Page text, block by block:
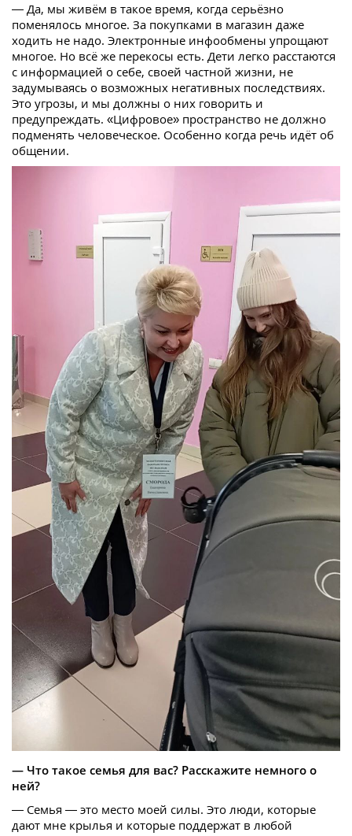
— Да, мы живём в такое время, когда серьёзно
поменялось многое. За покупками в магазин даже
ходить не надо. Электронные инфообмены упрощают
многое. Но всё же перекосы есть. Дети легко расстаются
с информацией о себе, своей частной жизни, не
задумываясь о возможных негативных последствиях.
Это угрозы, и мы должны о них говорить и
предупреждать. «Цифровое» пространство не должно
подменять человеческое. Особенно когда речь идёт об
общении.
— Что такое семья для вас? Расскажите немного о
ней?
— Семья — это место моей силы. Это люди, которые
дают мне крылья и которые поддержат в любой